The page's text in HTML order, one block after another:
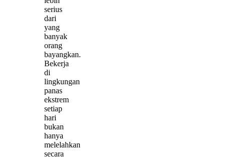
serius
dari
yang
banyak
orang
bayangkan.
Bekerja
di
lingkungan
panas
ekstrem
setiap
hari
bukan
hanya
melelahkan
secara